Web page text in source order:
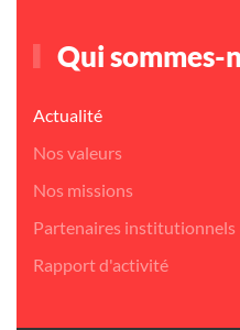
Qui sommes-
Actualité
Nos valeurs
Nos missions
Partenaires institutionnels
Rapport d'activité